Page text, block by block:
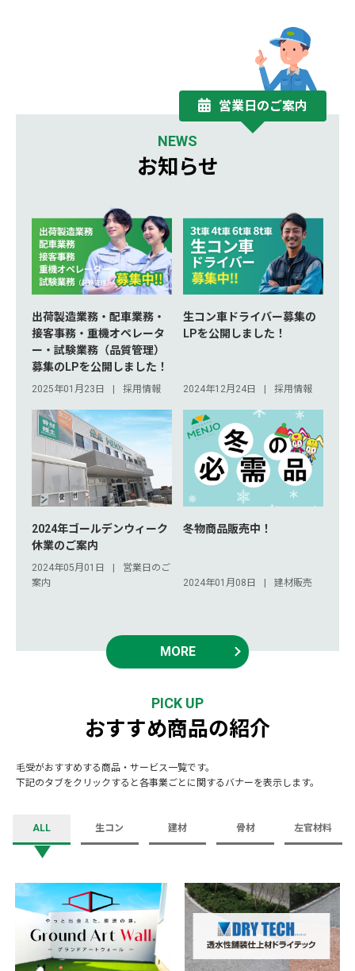
NEWS
お知らせ
出荷製造業務・配車業務・
接客事務・重機オペレータ
ー・試験業務（品質管理）
募集のLPを公開しました！
2025年01月23日 採用情報
生コン車ドライバー募集の
LPを公開しました！
2024年12月24日 採用情報
2024年ゴールデンウィーク
休業のご案内
2024年05月01日
営業日のご
案内
冬物商品販売中！
2024年01月08日 建材販売
営業日のご案内
MORE
PICK UP
おすすめ商品の紹介
毛受がおすすめする商品・サービス一覧です。
下記のタブをクリックすると各事業ごとに関するバナーを表示します。
ALL 生コン 建材 骨材 左官材料